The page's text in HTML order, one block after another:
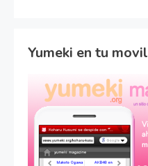
Yumeki en tu movil